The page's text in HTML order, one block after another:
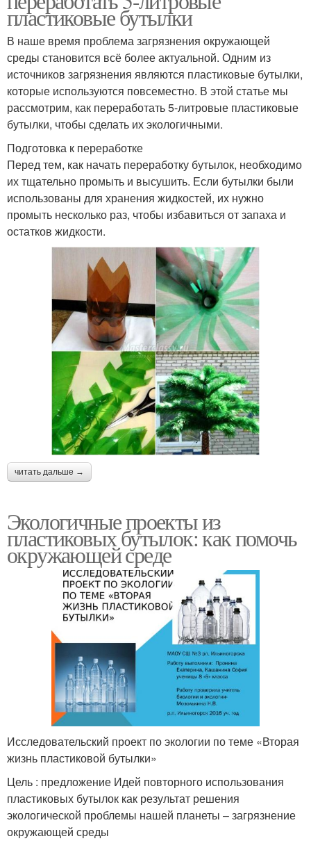
пластиковые бутылки
В наше время проблема загрязнения окружающей
среды становится всё более актуальной. Одним из
источников загрязнения являются пластиковые бутылки,
которые используются повсеместно. В этой статье мы
рассмотрим, как переработать 5-литровые пластиковые
бутылки, чтобы сделать их экологичными.
Подготовка к переработке
Перед тем, как начать переработку бутылок, необходимо
их тщательно промыть и высушить. Если бутылки были
использованы для хранения жидкостей, их нужно
промыть несколько раз, чтобы избавиться от запаха и
остатков жидкости.
читать дальше →
Экологичные проекты из
пластиковых бутылок: как помочь
окружающей среде
Исследовательский проект по экологии по теме «Вторая
жизнь пластиковой бутылки»
Цель : предложение Идей повторного использования
пластиковых бутылок как результат решения
экологической проблемы нашей планеты – загрязнение
окружающей среды